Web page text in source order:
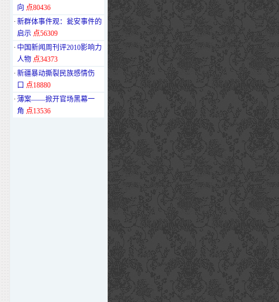
向 点80436
· 新群体事件观：瓮安事件的
启示 点56309
· 中国新闻周刊评2010影响力
人物 点34373
· 新疆暴动撕裂民族感情伤
口 点18880
· 薄案——掀开官场黑幕一
角 点13536